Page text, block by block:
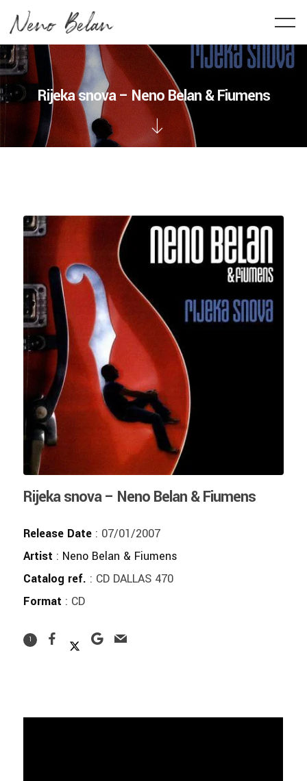
Rijeka snova – Neno Belan & Fiumens
Rijeka snova – Neno Belan & Fiumens
Release Date : 07/01/2007
Artist : Neno Belan & Fiumens
Catalog ref. : CD DALLAS 470
Format : CD
1